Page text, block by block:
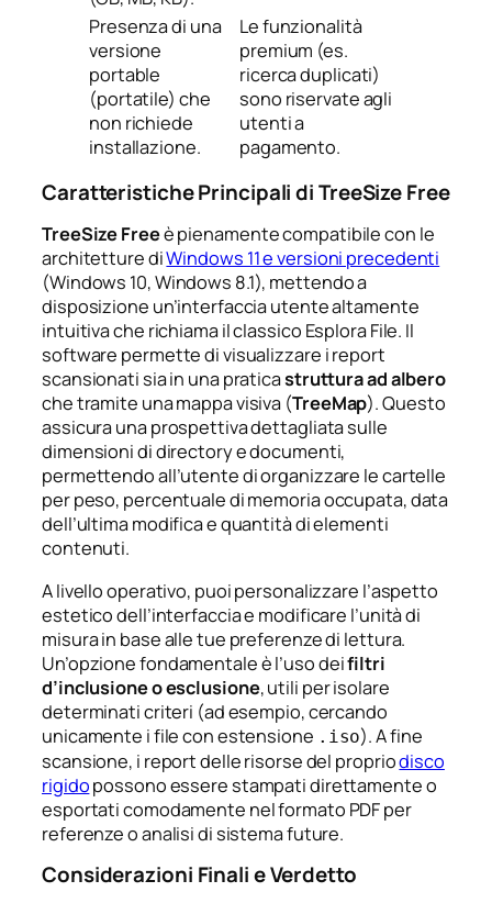
Presenza di una
versione
portable
(portatile) che
non richiede
installazione.
Le funzionalità
premium (es.
ricerca duplicati)
sono riservate agli
utenti a
pagamento.
Caratteristiche Principali di TreeSize Free
TreeSize Freeè pienamente compatibile con le
architetture diWindows 11 e versioni precedenti
(Windows 10, Windows 8.1), mettendo a
disposizione un’interfaccia utente altamente
intuitiva che richiama il classico Esplora File. Il
software permette di visualizzare i report
scansionati sia in una praticastruttura ad albero
che tramite una mappa visiva (TreeMap). Questo
assicura una prospettiva dettagliata sulle
dimensioni di directory e documenti,
permettendo all’utente di organizzare le cartelle
per peso, percentuale di memoria occupata, data
dell’ultima modifica e quantità di elementi
contenuti.
A livello operativo, puoi personalizzare l’aspetto
estetico dell’interfaccia e modificare l’unità di
misura in base alle tue preferenze di lettura.
Un’opzione fondamentale è l’uso deifiltri
d’inclusione o esclusione, utili per isolare
determinati criteri (ad esempio, cercando
unicamente i file con estensione .iso). A fine
scansione, i report delle risorse del propriodisco
rigidopossono essere stampati direttamente o
esportati comodamente nel formato PDF per
referenze o analisi di sistema future.
Considerazioni Finali e Verdetto